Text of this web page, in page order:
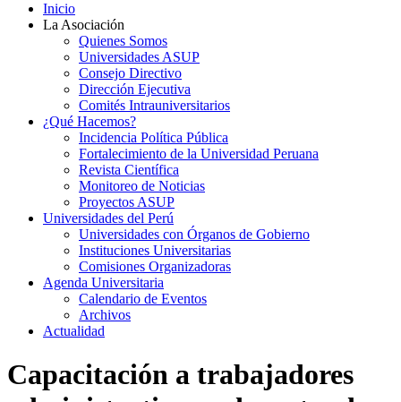
Inicio
La Asociación
Quienes Somos
Universidades ASUP
Consejo Directivo
Dirección Ejecutiva
Comités Intrauniversitarios
¿Qué Hacemos?
Incidencia Política Pública
Fortalecimiento de la Universidad Peruana
Revista Científica
Monitoreo de Noticias
Proyectos ASUP
Universidades del Perú
Universidades con Órganos de Gobierno
Instituciones Universitarias
Comisiones Organizadoras
Agenda Universitaria
Calendario de Eventos
Archivos
Actualidad
Capacitación a trabajadores